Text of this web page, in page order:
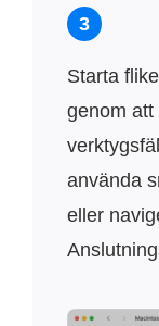
3
Starta
genom att
använda
eller